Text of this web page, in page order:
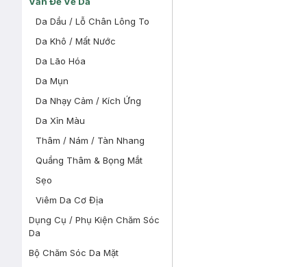
Da Dầu / Lỗ Chân Lông To
Da Khô / Mất Nước
Da Lão Hóa
Da Mụn
Da Nhạy Cảm / Kích Ứng
Da Xỉn Màu
Thâm / Nám / Tàn Nhang
Quầng Thâm & Bọng Mắt
Sẹo
Viêm Da Cơ Địa
Dụng Cụ / Phụ Kiện Chăm Sóc
Da
Bộ Chăm Sóc Da Mặt